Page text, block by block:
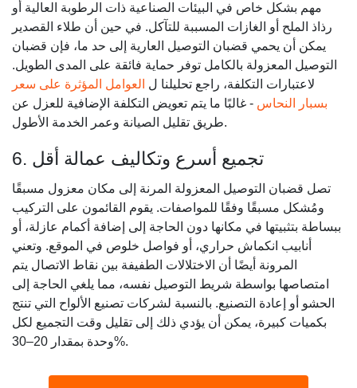
مهم بشكل خاص في البيئات الصناعية ذات الرطوبة العالية أو
رذاذ الملح أو الغازات المسببة للتآكل. في حين أن طلاء القصدير
يمكن أن يحمي قضبان التوصيل العارية إلى حد ما، فإن قضبان
التوصيل المعزولة بالكامل توفر حماية فائقة على المدى الطويل.
لاعتبارات التكلفة، راجع تحليلنا ل العوامل المؤثرة على سعر
بسبار النحاس - غالبًا ما يتم تعويض التكلفة الإضافية للعزل عن
طريق تقليل الصيانة وعمر الخدمة الأطول.
6. تجميع أسرع وتكاليف عمالة أقل
تصل قضبان التوصيل المعزولة المرنة إلى مكان معزول مسبقًا
ومُشكل مسبقًا وفقًا للمواصفات. يقوم القائمون على التركيب
ببساطة بتثبيتها في مكانها دون الحاجة إلى إضافة أكمام عازلة، أو
أنابيب انكماش حراري، أو فواصل خلوص في الموقع. وتعني
المرونة أيضًا أن الاختلالات الطفيفة بين نقاط الاتصال يتم
امتصاصها بواسطة شريط التوصيل نفسه، مما يلغي الحاجة إلى
الحشو أو إعادة التصنيع. بالنسبة لشركات تصنيع الألواح التي تنتج
بكميات كبيرة، يمكن أن يؤدي ذلك إلى تقليل وقت التجميع لكل
وحدة بمقدار 20–30%.